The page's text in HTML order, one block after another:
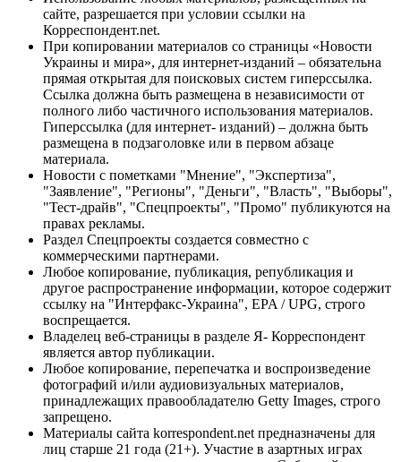
сайте, разрешается при условии ссылки на
Корреспондент.net.
При копировании материалов со страницы «Новости
Украины и мира», для интернет-изданий – обязательна
прямая открытая для поисковых систем гиперссылка.
Ссылка должна быть размещена в независимости от
полного либо частичного использования материалов.
Гиперссылка (для интернет- изданий) – должна быть
размещена в подзаголовке или в первом абзаце
материала.
Новости с пометками "Мнение", "Экспертиза",
"Заявление", "Регионы", "Деньги", "Власть", "Выборы",
"Тест-драйв", "Спецпроекты", "Промо" публикуются на
правах рекламы.
Раздел Спецпроекты создается совместно с
коммерческими партнерами.
Любое копирование, публикация, републикация и
другое распространение информации, которое содержит
ссылку на "Интерфакс-Украина", EPA / UPG, строго
воспрещается.
Владелец веб-страницы в разделе Я- Корреспондент
является автор публикации.
Любое копирование, перепечатка и воспроизведение
фотографий и/или аудиовизуальных материалов,
принадлежащих правообладателю Getty Images, строго
запрещено.
Материалы сайта korrespondent.net предназначены для
лиц старше 21 года (21+). Участие в азартных играх